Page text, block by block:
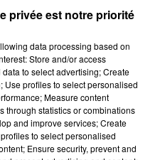
vendredi, les matchs du
de football, la pro A et B
!
privée est notre priorité
data processing based on
Store and/or access
to select advertising; Create
profiles to select personalised
Measure content
through statistics or combinations
and improve services; Create
to select personalised
Ensure security, prevent and